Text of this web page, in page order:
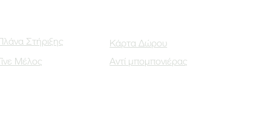
Στήριξης
Μέλος
Κάρτα Δώρου
Αντί μπομπονιέρας